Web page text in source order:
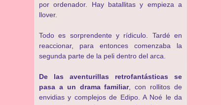
por ordenador. Hay batallitas y empieza a
llover.
Todo es sorprendente y rídiculo. Tardé en
reaccionar, para entonces comenzaba la
segunda parte de la peli dentro del arca.
De las aventurillas retrofantásticas se
pasa a un drama familiar, con rollitos de
envidias y complejos de Edipo. A Noé le da